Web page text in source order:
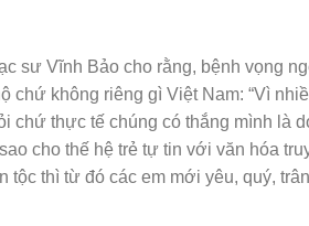
sư Vĩnh Bảo cho rằng, bệnh vọng
chứ không riêng gì Việt Nam: “Vì
chứ thực tế chúng có thắng mình là
cho thế hệ trẻ tự tin với văn hóa
tộc thì từ đó các em mới yêu, quý,